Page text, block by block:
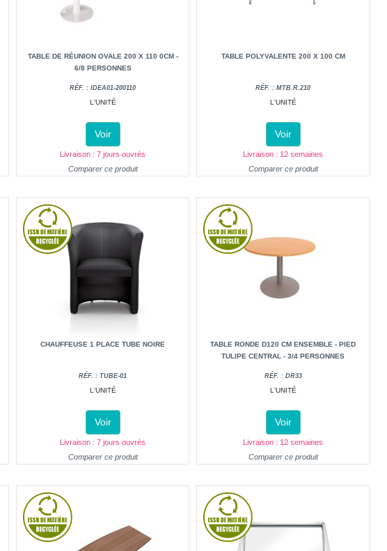
TABLE DE RÉUNION OVALE 200 X 110 0CM -
6/8 PERSONNES
RÉF. : IDEA01-200110
L'UNITÉ
Voir
Livraison : 7 jours ouvrés
Comparer ce produit
TABLE POLYVALENTE 200 X 100 CM
RÉF. : MTB.R.210
L'UNITÉ
Voir
Livraison : 12 semaines
Comparer ce produit
CHAUFFEUSE 1 PLACE TUBE NOIRE
RÉF. : TUBE-01
L'UNITÉ
Voir
Livraison : 7 jours ouvrés
Comparer ce produit
TABLE RONDE D120 CM ENSEMBLE - PIED
TULIPE CENTRAL - 3/4 PERSONNES
RÉF. : DR33
L'UNITÉ
Voir
Livraison : 12 semaines
Comparer ce produit